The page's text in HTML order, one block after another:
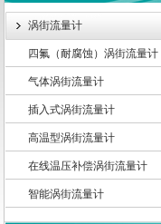
上海龙魁工业技术有限责任公司
涡街流量计
四氟（耐腐蚀）涡街流量计
气体涡街流量计
插入式涡街流量计
高温型涡街流量计
在线温压补偿涡街流量计
智能涡街流量计